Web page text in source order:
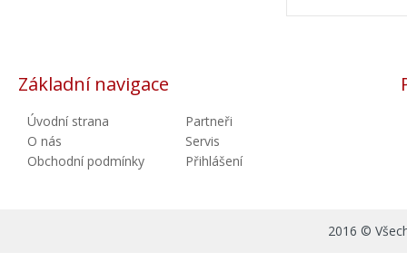
Základní navigace
Úvodní strana
O nás
Obchodní podmínky
Partneři
Servis
Přihlášení
2016 ©